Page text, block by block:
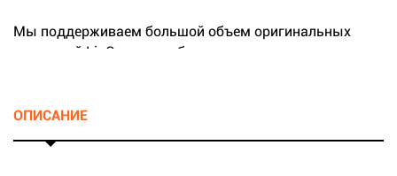
Мы поддерживаем большой объем оригинальных
запчастей LiuGong на собственных складах.
ОПИСАНИЕ